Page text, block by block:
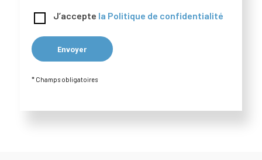
J’accepte la Politique de confidentialité
* Champs obligatoires